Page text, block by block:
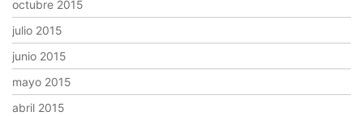
octubre 2015
julio 2015
junio 2015
mayo 2015
abril 2015